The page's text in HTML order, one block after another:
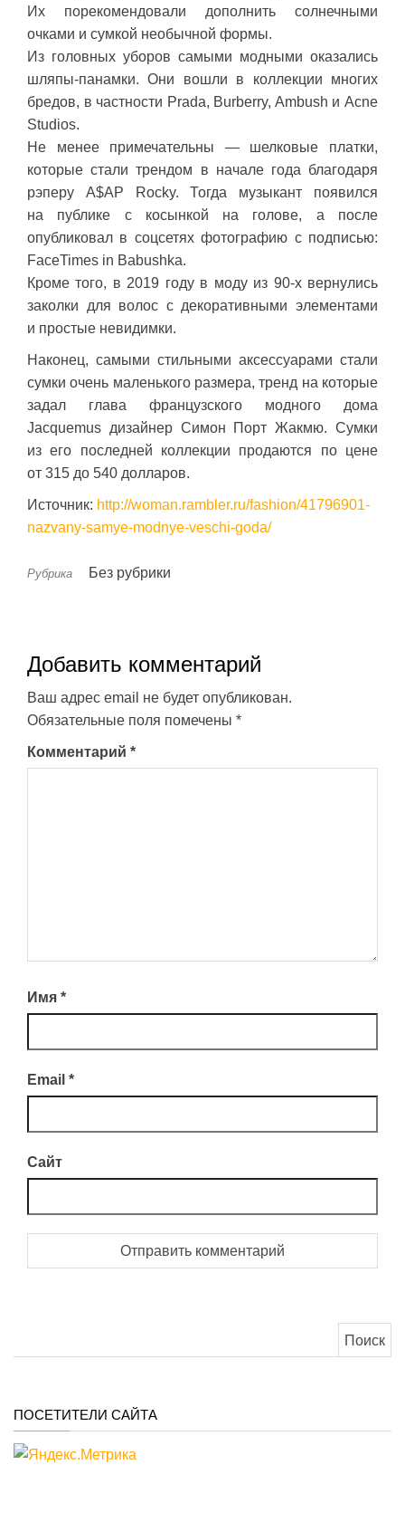
Их порекомендовали дополнить солнечными
очками и сумкой необычной формы.
Из головных уборов самыми модными оказались
шляпы-панамки. Они вошли в коллекции многих
бредов, в частности Prada, Burberry, Ambush и Acne
Studios.
Не менее примечательны — шелковые платки,
которые стали трендом в начале года благодаря
рэперу A$AP Rocky. Тогда музыкант появился
на публике с косынкой на голове, а после
опубликовал в соцсетях фотографию с подписью:
FaceTimes in Babushka.
Кроме того, в 2019 году в моду из 90-х вернулись
заколки для волос с декоративными элементами
и простые невидимки.
Наконец, самыми стильными аксессуарами стали
сумки очень маленького размера, тренд на которые
задал глава французского модного дома
Jacquemus дизайнер Симон Порт Жакмю. Сумки
из его последней коллекции продаются по цене
от 315 до 540 долларов.
Источник: http://woman.rambler.ru/fashion/41796901-
nazvany-samye-modnye-veschi-goda/
Рубрика Без рубрики
Добавить комментарий
Ваш адрес email не будет опубликован.
Обязательные поля помечены *
Комментарий *
Имя *
Email *
Сайт
ПОСЕТИТЕЛИ САЙТА